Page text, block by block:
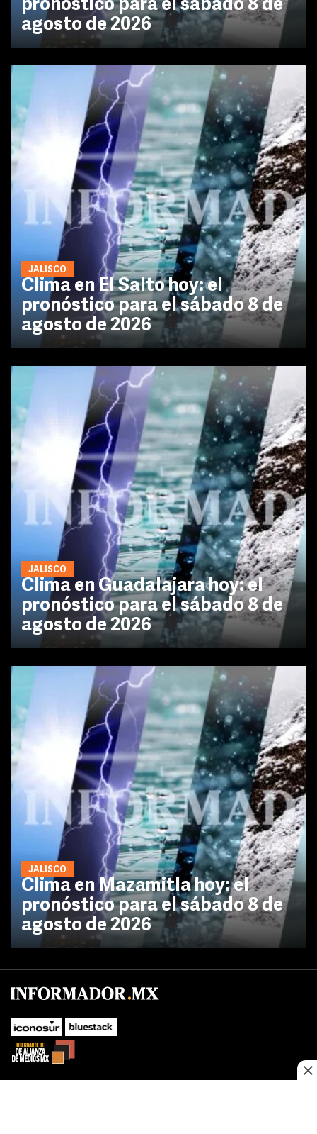
pronóstico para el sábado 8 de
agosto de 2026
JALISCO
Clima en El Salto hoy: el
pronóstico para el sábado 8 de
agosto de 2026
JALISCO
Clima en Guadalajara hoy: el
pronóstico para el sábado 8 de
agosto de 2026
JALISCO
Clima en Mazamitla hoy: el
pronóstico para el sábado 8 de
agosto de 2026